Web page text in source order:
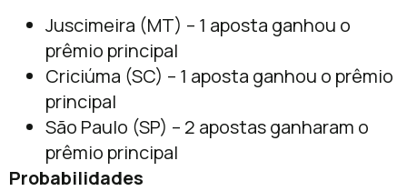
Juscimeira (MT) – 1 aposta ganhou o
prêmio principal
Criciúma (SC) – 1 aposta ganhou o prêmio
principal
São Paulo (SP) – 2 apostas ganharam o
prêmio principal
Probabilidades